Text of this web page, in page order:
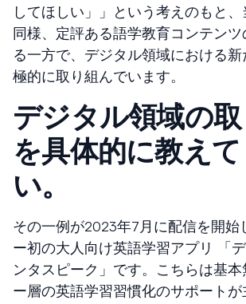
してほしい」」という考えのもと
同様、定評ある語学教育コンテン
る一方で、デジタル領域における
極的に取り組んでいます。
デジタル領域の
を具体的に教え
い。
その一例が2023年7月に配信を開始
ー初の大人向け英語学習アプリ 「
ンタスピーク」です。こちらは基
ー層の英語学習習慣化のサポートが